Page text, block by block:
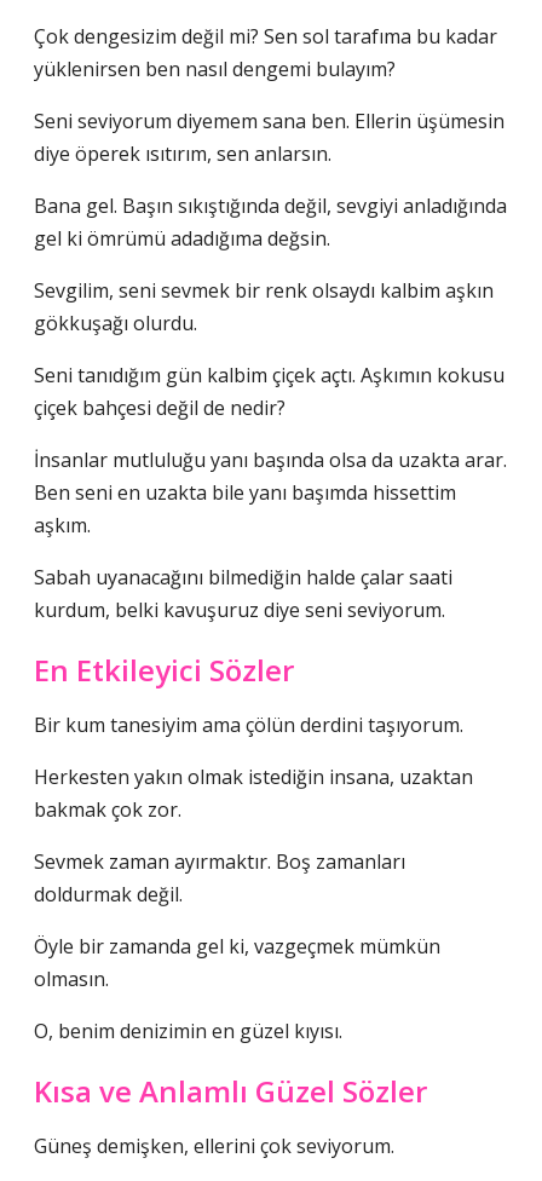
Çok dengesizim değil mi? Sen sol tarafıma bu kadar
yüklenirsen ben nasıl dengemi bulayım?
Seni seviyorum diyemem sana ben. Ellerin üşümesin
diye öperek ısıtırım, sen anlarsın.
Bana gel. Başın sıkıştığında değil, sevgiyi anladığında
gel ki ömrümü adadığıma değsin.
Sevgilim, seni sevmek bir renk olsaydı kalbim aşkın
gökkuşağı olurdu.
Seni tanıdığım gün kalbim çiçek açtı. Aşkımın kokusu
çiçek bahçesi değil de nedir?
İnsanlar mutluluğu yanı başında olsa da uzakta arar.
Ben seni en uzakta bile yanı başımda hissettim
aşkım.
Sabah uyanacağını bilmediğin halde çalar saati
kurdum, belki kavuşuruz diye seni seviyorum.
En Etkileyici Sözler
Bir kum tanesiyim ama çölün derdini taşıyorum.
Herkesten yakın olmak istediğin insana, uzaktan
bakmak çok zor.
Sevmek zaman ayırmaktır. Boş zamanları
doldurmak değil.
Öyle bir zamanda gel ki, vazgeçmek mümkün
olmasın.
O, benim denizimin en güzel kıyısı.
Kısa ve Anlamlı Güzel Sözler
Güneş demişken, ellerini çok seviyorum.